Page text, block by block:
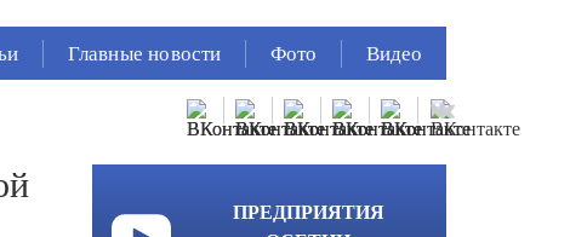
Главные новости Фото Видео
ПРЕДПРИЯТИЯ